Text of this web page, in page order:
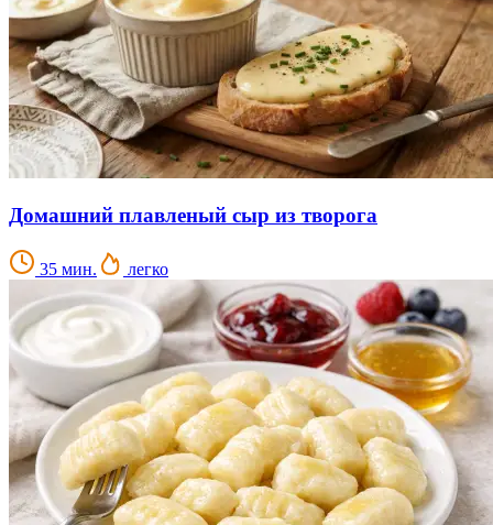
Домашний плавленый сыр из творога
35 мин. легко